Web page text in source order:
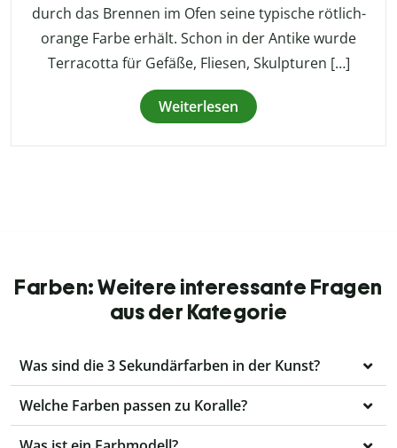
durch das Brennen im Ofen seine typische rötlich-
orange Farbe erhält. Schon in der Antike wurde
Terracotta für Gefäße, Fliesen, Skulpturen […]
Weiterlesen
Farben: Weitere interessante Fragen
aus der Kategorie
Was sind die 3 Sekundärfarben in der Kunst?
Welche Farben passen zu Koralle?